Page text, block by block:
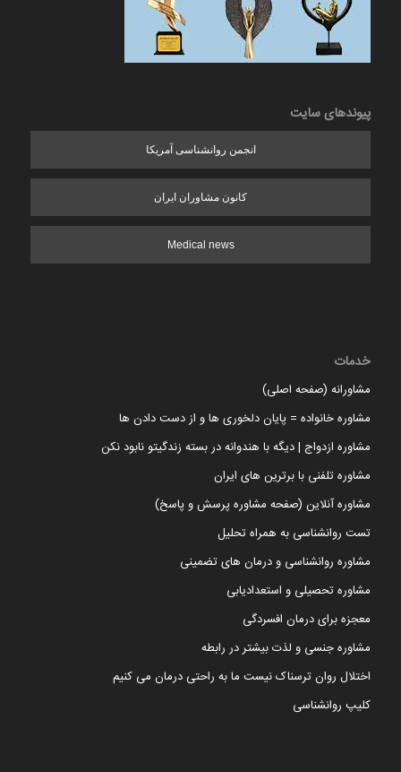
پیوندهای سایت
انجمن روانشناسی آمریکا
کانون مشاوران ایران
Medical news
خدمات
مشاورانه (صفحه اصلی)
مشاوره خانواده = پایان دلخوری ها و از دست دادن ها
مشاوره ازدواج | دیگه با هندوانه در بسته زندگیتو نابود نکن
مشاوره تلفنی با برترین های ایران
مشاوره آنلاین (صفحه مشاوره پرسش و پاسخ)
تست روانشناسی به همراه تحلیل
مشاوره روانشناسی و درمان های تضمینی
مشاوره تحصیلی و استعدادیابی
معجزه برای درمان افسردگی
مشاوره جنسی و لذت بیشتر در رابطه
اختلال روان ترسناک نیست ما به راحتی درمان می کنیم
کلیپ روانشناسی